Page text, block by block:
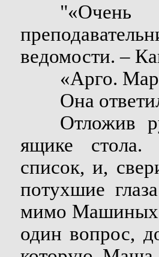
"«Очень
ведомости. –
«Арго.
Она
Отложив
ящике стола.
список, и,
потухшие
мимо Машиных
один вопрос,